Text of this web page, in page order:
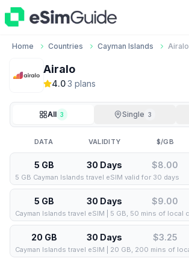
Home Countries Cayman Islands Airalo
Airalo
4.0·3 plans
All 3 Single 3
DATA VALIDITY $/GB
5 GB 30 Days $8.00
5 GB Cayman Islands travel eSIM valid for 30 days
5 GB 30 Days $9.00
20 GB 30 Days $3.25